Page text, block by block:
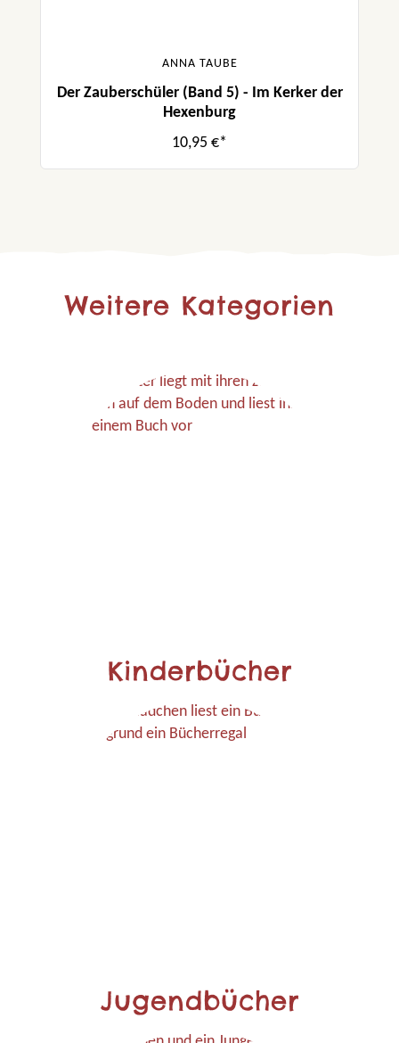
ANNA TAUBE
Der Zauberschüler (Band 5) - Im Kerker der
Hexenburg
10,95 €*
Weitere Kategorien
Kinderbücher
Jugendbücher